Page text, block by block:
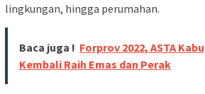
lingkungan, hingga perumahan.
Baca juga ! Forprov 2022, ASTA
Kembali Raih Emas dan Perak